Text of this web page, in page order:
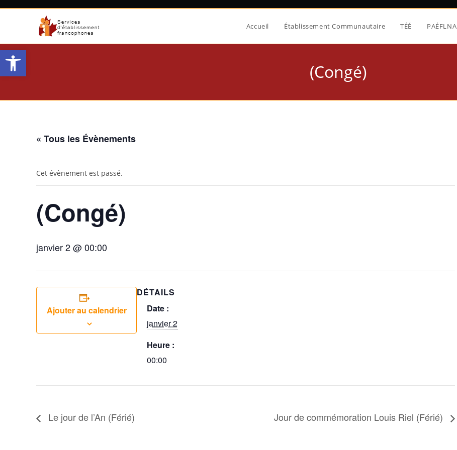
Aller
Accueil Établissement Communautaire TÉÉ PAÉFLNA
(Congé)
« Tous les Évènements
Cet évènement est passé.
(Congé)
janvier 2 @ 00:00
Ajouter au calendrier
DÉTAILS
Date :
janvier 2
Heure :
00:00
Le jour de l’An (Férié) Jour de commémoration Louis Riel (Férié)
Open toolbar